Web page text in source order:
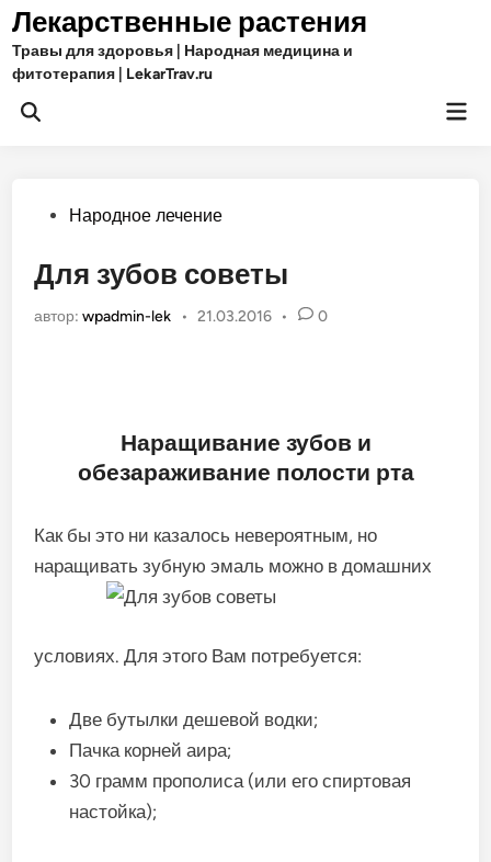
Перейти
содержимому
Лекарственные растения
Травы для здоровья | Народная медицина и
фитотерапия | LekarTrav.ru
Открыть
Опубликовано
Народное лечение
Для зубов советы
автор:wpadmin-lek • 21.03.2016 • 0
Наращивание зубов и
обезараживание полости рта
Как бы это ни казалось невероятным, но
наращивать зубную эмаль можно вдомашних
условиях. Для этого Вам потребуется:
Две бутылки дешевой водки;
Пачка корней аира;
30 грамм прополиса (или его спиртовая
настойка);